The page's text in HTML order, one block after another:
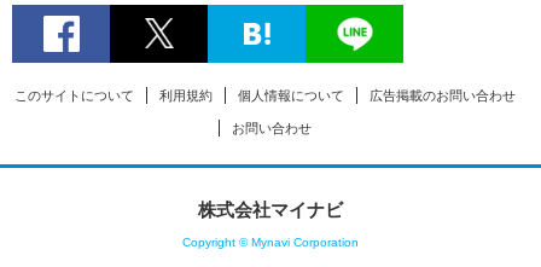
このサイトについて 利用規約 個人情報について 広告掲載のお問い合わせ
お問い合わせ
株式会社マイナビ
Copyright © Mynavi Corporation